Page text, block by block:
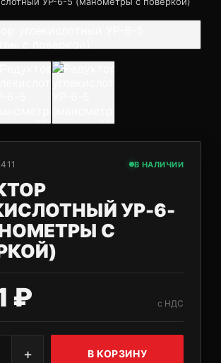
В НАЛИЧИИ
УР-6-
С
₽ с НДС
+ В КОРЗИНУ